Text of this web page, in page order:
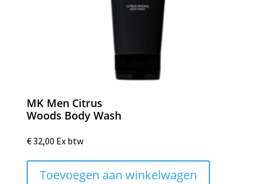
MK Men Citrus
Woods Body Wash
€32,00 Ex btw
Toevoegen aan winkelwagen